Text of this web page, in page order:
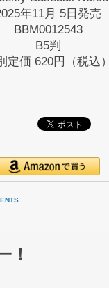
年11月 5日発売
BBM0012543
B5判
定価 620円（税込）
！